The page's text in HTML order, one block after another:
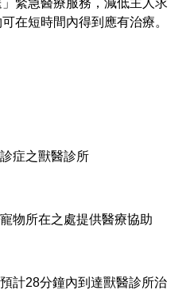
緊急醫療服務，減低主人求
在短時間內得到應有治療。
症之獸醫診所
物所在之處提供醫療協助
計28分鐘內到達獸醫診所治